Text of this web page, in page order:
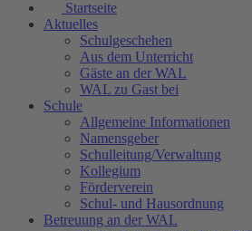
Startseite
Aktuelles
Schulgeschehen
Aus dem Unterricht
Gäste an der WAL
WAL zu Gast bei
Schule
Allgemeine Informationen
Namensgeber
Schulleitung/Verwaltung
Kollegium
Förderverein
Schul- und Hausordnung
Betreuung an der WAL